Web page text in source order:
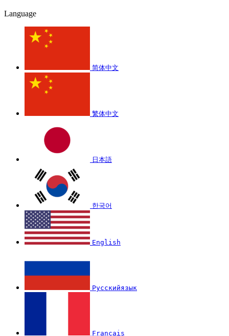
Language
简体中文
繁体中文
日本語
한국어
English
Русскийязык
Français